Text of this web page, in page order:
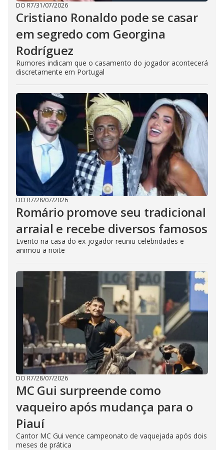
DO R7/31/07/2026
Cristiano Ronaldo pode se casar
em segredo com Georgina
Rodríguez
Rumores indicam que o casamento do jogador acontecerá
discretamente em Portugal
DO R7/28/07/2026
Romário promove seu tradicional
arraial e recebe diversos famosos
Evento na casa do ex-jogador reuniu celebridades e
animou a noite
DO R7/28/07/2026
MC Gui surpreende como
vaqueiro após mudança para o
Piauí
Cantor MC Gui vence campeonato de vaquejada após dois
meses de prática